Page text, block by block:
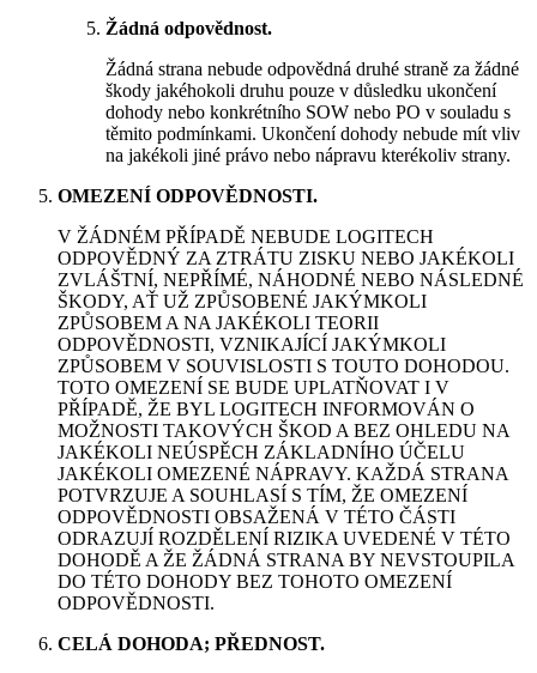
Žádná odpovědnost.
Žádná strana nebude odpovědná druhé straně za žádné
škody jakéhokoli druhu pouze v důsledku ukončení
dohody nebo konkrétního SOW nebo PO v souladu s
těmito podmínkami. Ukončení dohody nebude mít vliv
na jakékoli jiné právo nebo nápravu kterékoliv strany.
OMEZENÍ ODPOVĚDNOSTI.
V ŽÁDNÉM PŘÍPADĚ NEBUDE LOGITECH
ODPOVĚDNÝ ZA ZTRÁTU ZISKU NEBO JAKÉKOLI
ZVLÁŠTNÍ, NEPŘÍMÉ, NÁHODNÉ NEBO NÁSLEDNÉ
ŠKODY, AŤ UŽ ZPŮSOBENÉ JAKÝMKOLI
ZPŮSOBEM A NA JAKÉKOLI TEORII
ODPOVĚDNOSTI, VZNIKAJÍCÍ JAKÝMKOLI
ZPŮSOBEM V SOUVISLOSTI S TOUTO DOHODOU.
TOTO OMEZENÍ SE BUDE UPLATŇOVAT I V
PŘÍPADĚ, ŽE BYL LOGITECH INFORMOVÁN O
MOŽNOSTI TAKOVÝCH ŠKOD A BEZ OHLEDU NA
JAKÉKOLI NEÚSPĚCH ZÁKLADNÍHO ÚČELU
JAKÉKOLI OMEZENÉ NÁPRAVY. KAŽDÁ STRANA
POTVRZUJE A SOUHLASÍ S TÍM, ŽE OMEZENÍ
ODPOVĚDNOSTI OBSAŽENÁ V TÉTO ČÁSTI
ODRAZUJÍ ROZDĚLENÍ RIZIKA UVEDENÉ V TÉTO
DOHODĚ A ŽE ŽÁDNÁ STRANA BY NEVSTOUPILA
DO TÉTO DOHODY BEZ TOHOTO OMEZENÍ
ODPOVĚDNOSTI.
CELÁ DOHODA; PŘEDNOST.